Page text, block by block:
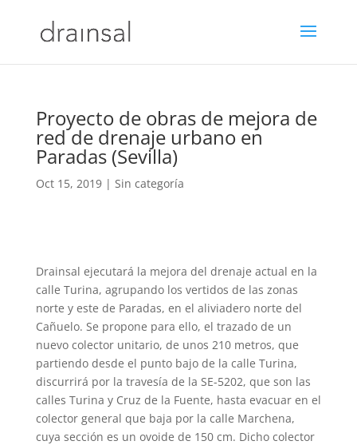
Proyecto de obras de mejora de
red de drenaje urbano en
Paradas (Sevilla)
Oct 15, 2019| Sin categoría
Drainsal ejecutará la mejora del drenaje actual en la
calle Turina, agrupando los vertidos de las zonas
norte y este de Paradas, en el aliviadero norte del
Cañuelo. Se propone para ello, el trazado de un
nuevo colector unitario, de unos 210 metros, que
partiendo desde el punto bajo de la calle Turina,
discurrirá por la travesía de la SE-5202, que son las
calles Turina y Cruz de la Fuente, hasta evacuar en el
colector general que baja por la calle Marchena,
cuya sección es un ovoide de 150 cm. Dicho colector